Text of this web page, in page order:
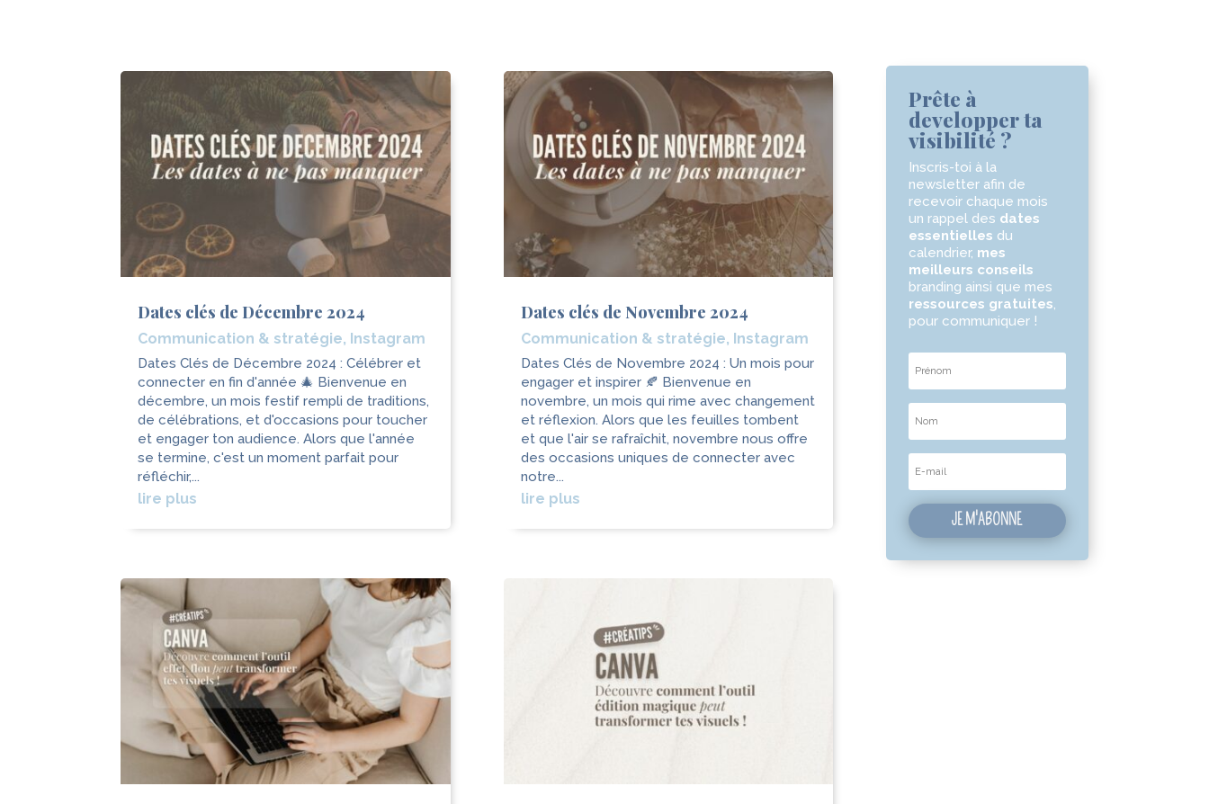
Dates clés de Décembre 2024
Communication & stratégie, Instagram
Dates Clés de Décembre 2024 : Célébrer et
connecter en fin d'année 🎄 Bienvenue en
décembre, un mois festif rempli de traditions,
de célébrations, et d'occasions pour toucher
et engager ton audience. Alors que l'année
se termine, c'est un moment parfait pour
réfléchir,...
lire plus
Dates clés de Novembre 2024
Communication & stratégie, Instagram
Dates Clés de Novembre 2024 : Un mois pour
engager et inspirer 🍂 Bienvenue en
novembre, un mois qui rime avec changement
et réflexion. Alors que les feuilles tombent
et que l'air se rafraîchit, novembre nous offre
des occasions uniques de connecter avec
notre...
lire plus
Catégories
Prête à
developper ta
visibilité ?
Inscris-toi à la
newsletter afin de
recevoir chaque mois
un rappel des dates
essentielles du
calendrier, mes
meilleurs conseils
branding ainsi que mes
ressources gratuites,
pour communiquer !
JE M'ABONNE